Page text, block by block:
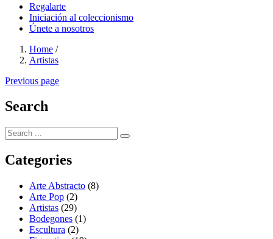
Regalarte
Iniciación al coleccionismo
Únete a nosotros
Home /
Artistas
Previous page
Search
Categories
Arte Abstracto (8)
Arte Pop (2)
Artistas (29)
Bodegones (1)
Escultura (2)